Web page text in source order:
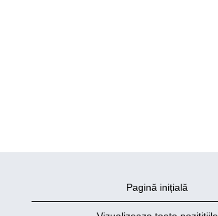
Pagină inițială